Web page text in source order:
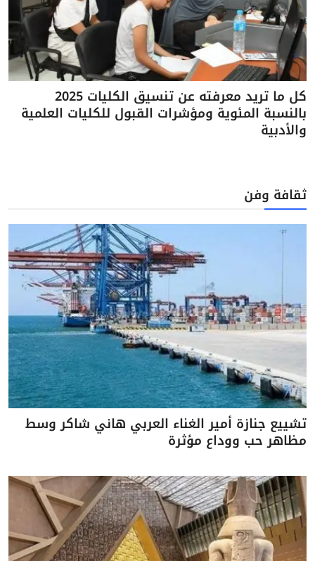
كل ما تريد معرفته عن تنسيق الكليات 2025
بالنسبة المئوية ومؤشرات القبول للكليات العلمية
والأدبية
ثقافة وفن
تشييع جنازة أمير الغناء العربي هاني شاكر وسط
مظاهر حب ووداع مؤثرة